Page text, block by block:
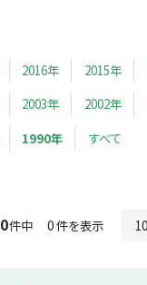
2016年 2015年
2003年 2002年
1990年 すべて
0件中 0 件を表示